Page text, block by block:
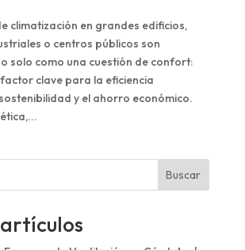
climatización en grandes edificios,
o centros públicos son
solo como una cuestión de confort:
clave para la eficiencia
y el ahorro económico.
Buscar